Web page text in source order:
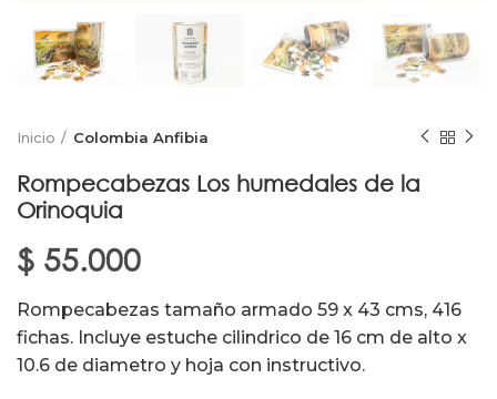
Inicio Colombia Anfibia
Rompecabezas Los humedales de la
Orinoquia
$ 55.000
Rompecabezas tamaño armado 59 x 43 cms, 416
fichas. Incluye estuche cilindrico de 16 cm de alto x
10.6 de diametro y hoja con instructivo.